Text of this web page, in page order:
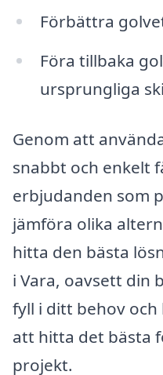
Förbättra
Föra tillbaka
ursprungliga
Genom att
snabbt och enkelt
erbjudanden som
jämföra olika
hitta den bästa
i Vara, oavsett din
fyll i ditt behov och
att hitta det bästa
projekt.